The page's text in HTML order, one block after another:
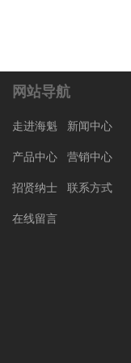
网站导航
走进海魁
新闻中心
产品中心
营销中心
招贤纳士
联系方式
在线留言